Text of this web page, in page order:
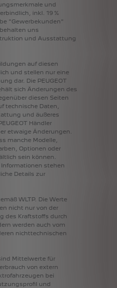
und
inkl. 19 %
"Gewerbekunden"
behalten uns
und Ausstattung
auf diesen
und stellen nur eine
dar. Die PEUGEOT
sich Änderungen des
diesen Seiten
technische Daten,
und äußeres
Händler
etwaige Änderungen.
manche Modelle,
Optionen oder
sein können.
Informationen stehen
Details zur
WLTP. Die Werte
nicht nur von der
des Kraftstoffs durch
werden auch vom
nichttechnischen
Mittelwerte für
von extern
bei
und